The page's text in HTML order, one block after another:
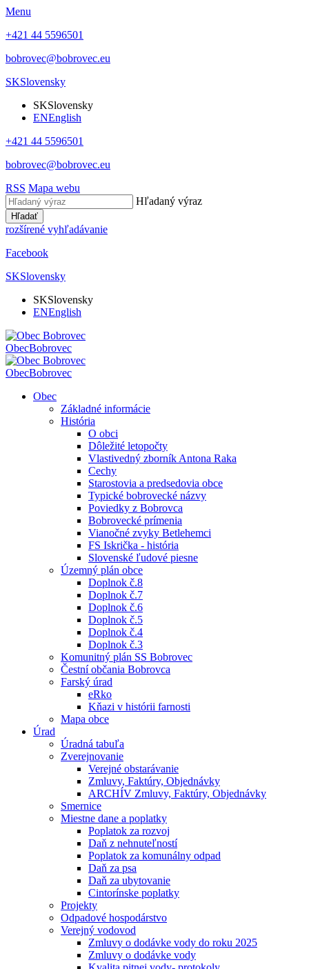
Menu
+421 44 5596501
bobrovec@bobrovec.eu
SKSlovensky
SKSlovensky
ENEnglish
+421 44 5596501
bobrovec@bobrovec.eu
RSS Mapa webu
Hľadaný výraz
Hľadať
rozšírené vyhľadávanie
Facebook
SKSlovensky
SKSlovensky
ENEnglish
ObecBobrovec
ObecBobrovec
Obec
Základné informácie
História
O obci
Dôležité letopočty
Vlastivedný zborník Antona Raka
Cechy
Starostovia a predsedovia obce
Typické bobrovecké názvy
Poviedky z Bobrovca
Bobrovecké prímenia
Vianočné zvyky Betlehemci
FS Iskrička - história
Slovenské ľudové piesne
Územný plán obce
Doplnok č.8
Doplnok č.7
Doplnok č.6
Doplnok č.5
Doplnok č.4
Doplnok č.3
Komunitný plán SS Bobrovec
Čestní občania Bobrovca
Farský úrad
eRko
Kňazi v histórii farnosti
Mapa obce
Úrad
Úradná tabuľa
Zverejnovanie
Verejné obstarávanie
Zmluvy, Faktúry, Objednávky
ARCHÍV Zmluvy, Faktúry, Objednávky
Smernice
Miestne dane a poplatky
Poplatok za rozvoj
Daň z nehnuteľností
Poplatok za komunálny odpad
Daň za psa
Daň za ubytovanie
Cintorínske poplatky
Projekty
Odpadové hospodárstvo
Verejný vodovod
Zmluvy o dodávke vody do roku 2025
Zmluvy o dodávke vody